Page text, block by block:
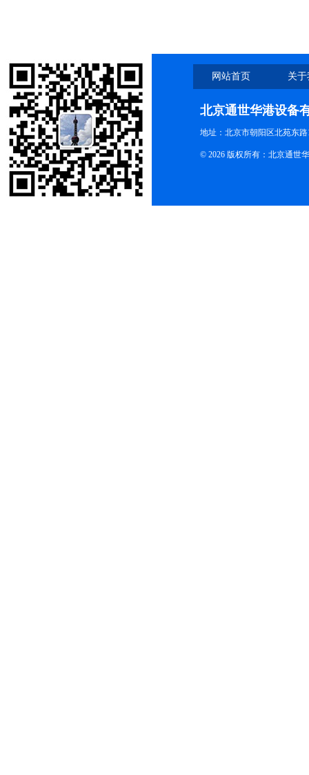
网站首页 关
北京通世华港设备
地址：北京市朝阳区北苑东路
© 2026 版权所有：北京通世